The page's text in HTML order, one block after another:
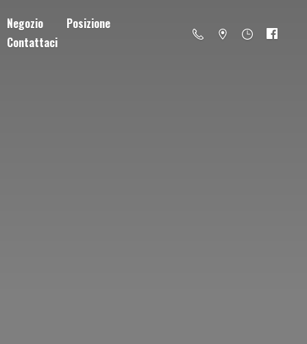
Negozio
Posizione
Contattaci